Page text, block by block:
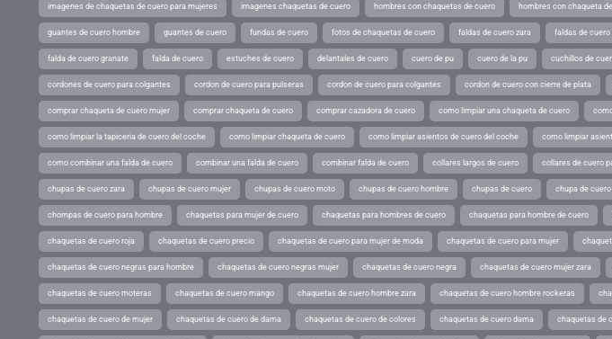
imagenes de chaquetas de cuero para mujeres imagenes chaquetas de cuero hombres con chaquetas de cuero hombres con chaqueta
guantes de cuero hombre guantes de cuero fundas de cuero fotos de chaquetas de cuero faldas de cuero zara faldas de cuero
falda de cuero granate falda de cuero estuches de cuero delantales de cuero cuero de pu cuero de la pu cuchillos de
cordones de cuero para colgantes cordon de cuero para pulseras cordon de cuero para colgantes cordon de cuero con cierre de plata
comprar chaqueta de cuero mujer comprar chaqueta de cuero comprar cazadora de cuero como limpiar una chaqueta de cuero
como limpiar la tapiceria de cuero del coche como limpiar chaqueta de cuero como limpiar asientos de cuero del coche como limpiar
como combinar una falda de cuero combinar una falda de cuero combinar falda de cuero collares largos de cuero collares de cuero
chupas de cuero zara chupas de cuero mujer chupas de cuero moto chupas de cuero hombre chupas de cuero chupa de
chompas de cuero para hombre chaquetas para mujer de cuero chaquetas para hombres de cuero chaquetas para hombre de cuero
chaquetas de cuero roja chaquetas de cuero precio chaquetas de cuero para mujer de moda chaquetas de cuero para mujer
chaquetas de cuero negras para hombre chaquetas de cuero negras mujer chaquetas de cuero negra chaquetas de cuero mujer zara
chaquetas de cuero moteras chaquetas de cuero mango chaquetas de cuero hombre zara chaquetas de cuero hombre rockeras
chaquetas de cuero de mujer chaquetas de cuero de dama chaquetas de cuero de colores chaquetas de cuero dama chaquetas de